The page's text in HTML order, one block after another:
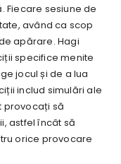
Fiecare sesiune de
având ca scop
apărare. Hagi
specifice menite
jocul și de a lua
includ simulări ale
provocați să
astfel încât să
orice provocare